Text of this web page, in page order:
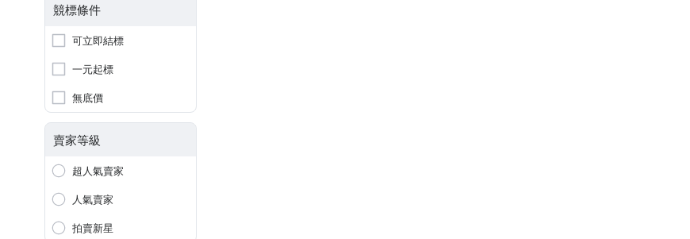
競標條件
可立即結標
一元起標
無底價
賣家等級
超人氣賣家
人氣賣家
拍賣新星